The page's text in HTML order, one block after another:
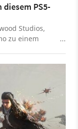
PS5-
Studios,
zu einem